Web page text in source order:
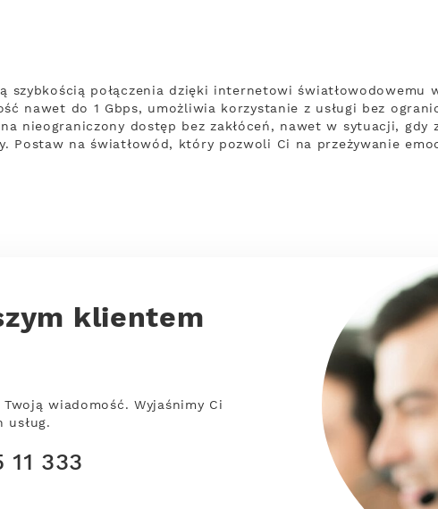
szybkością połączenia dzięki internetowi światłowodowemu
nawet do 1 Gbps, umożliwia korzystanie z usługi bez
nieograniczony dostęp bez zakłóceń, nawet w sytuacji, gdy
Postaw na światłowód, który pozwoli Ci na przeżywanie
klientem
wiadomość. Wyjaśnimy Ci
usług.
333